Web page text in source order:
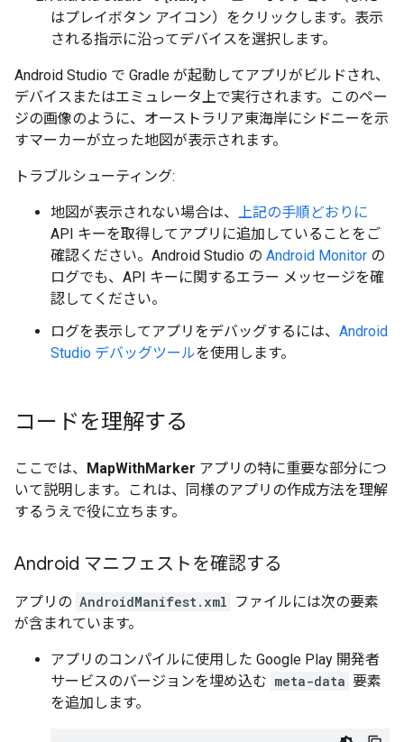
はプレイボタン アイコン）をクリックします。表示
される指示に沿ってデバイスを選択します。
Android Studio で Gradle が起動してアプリがビルドされ、
デバイスまたはエミュレータ上で実行されます。このペー
ジの画像のように、オーストラリア東海岸にシドニーを示
すマーカーが立った地図が表示されます。
トラブルシューティング:
地図が表示されない場合は、 上記の手順どおりに
API キーを取得してアプリに追加していることをご
確認ください。Android Studio の Android Monitor の
ログでも、API キーに関するエラー メッセージを確
認してください。
ログを表示してアプリをデバッグするには、 Android
Studio デバッグツールを使用します。
コードを理解する
ここでは、 MapWithMarker アプリの特に重要な部分につ
いて説明します。これは、同様のアプリの作成方法を理解
するうえで役に立ちます。
Android マニフェストを確認する
アプリの AndroidManifest.xml ファイルには次の要素
が含まれています。
アプリのコンパイルに使用した Google Play 開発者
サービスのバージョンを埋め込む meta-data 要素
を追加します。